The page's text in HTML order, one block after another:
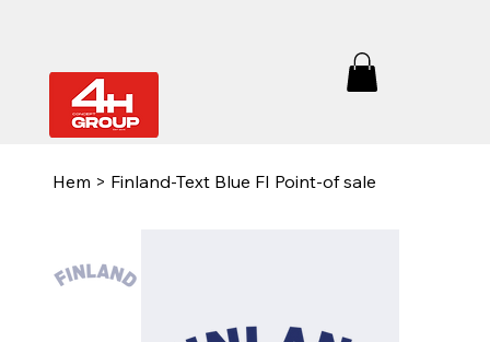
Hem > Finland-Text Blue FI Point-of sale